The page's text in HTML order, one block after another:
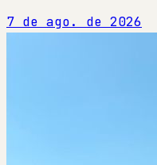
7 de ago. de 2026